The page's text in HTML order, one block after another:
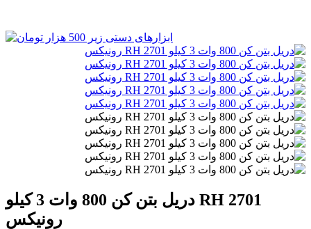
دریل بتن کن 800 وات 3 کیلو RH 2701
رونیکس